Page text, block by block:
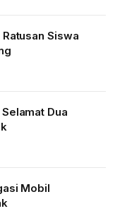
Siswa
Dua
Mobil